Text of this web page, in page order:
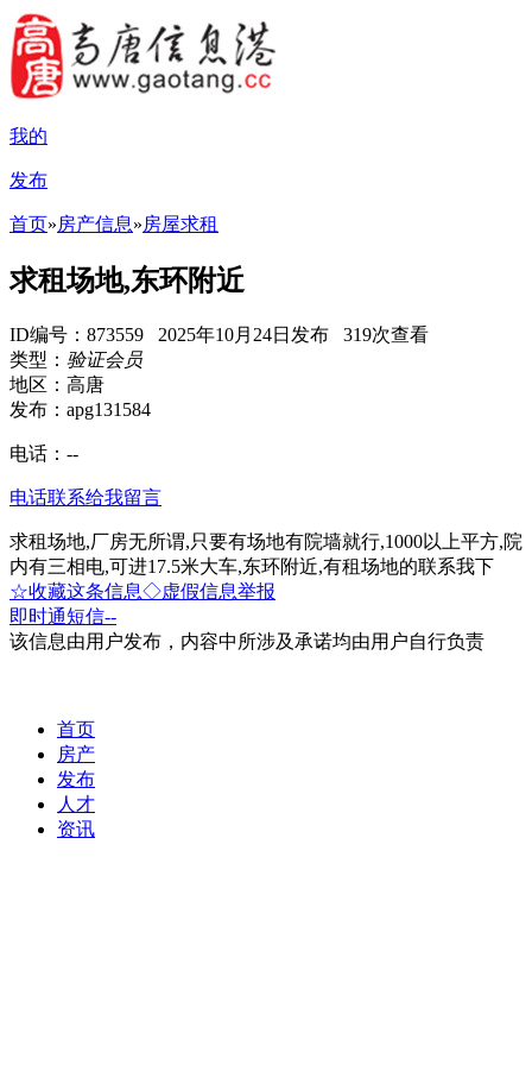
我的
发布
首页»房产信息»房屋求租
求租场地,东环附近
ID编号：873559 2025年10月24日发布 319次查看
类型： 验证会员
地区：高唐
发布：apg131584
电话： --
电话联系给我留言
求租场地,厂房无所谓,只要有场地有院墙就行,1000以上平方,院
内有三相电,可进17.5米大车,东环附近,有租场地的联系我下
☆收藏这条信息◇虚假信息举报
即时通短信--
该信息由用户发布，内容中所涉及承诺均由用户自行负责
首页
房产
发布
人才
资讯